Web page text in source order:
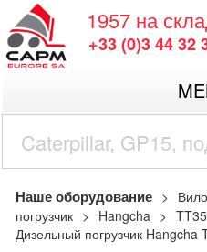
1957 на
+33 (0)3 44 32
Наше оборудование
погрузчик
Hangcha
Дизельный погрузчик